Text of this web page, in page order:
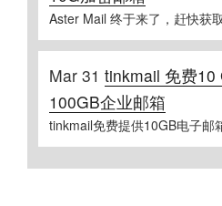
Aster Mail 终于来了，赶快获
Mar 31 tinkmail 免费10
100GB企业邮箱
tinkmail免费提供10GB电子邮